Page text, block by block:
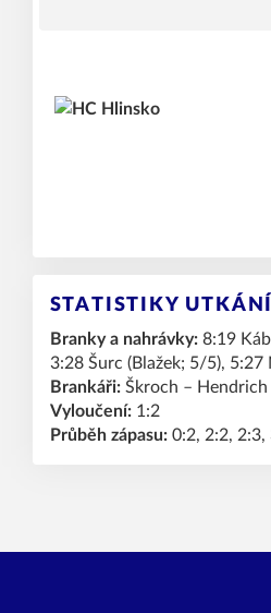
STATISTIKY UTKÁNÍ
Branky a nahrávky:8:19
3:28 Šurc (Blažek; 5/5),
Brankáři:Škroch – Hendrich
Vyloučení:1:2
Průběh zápasu:0:2, 2:2, 2:3,